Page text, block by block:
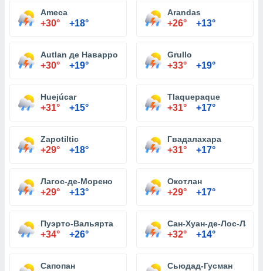
Ameca
+30° +18°
Arandas
+26° +13°
Autlan де Наварро
+30° +19°
Grullo
+33° +19°
Huejúcar
+31° +15°
Tlaquepaque
+31° +17°
Zapotiltic
+29° +18°
Гвадалахара
+31° +17°
Лагос-де-Морено
+29° +13°
Окотлан
+29° +17°
Пуэрто-Вальярта
+34° +26°
Сан-Хуан-де-Лос-Лагос
+32° +14°
Сапопан Сьюдад-Гусман